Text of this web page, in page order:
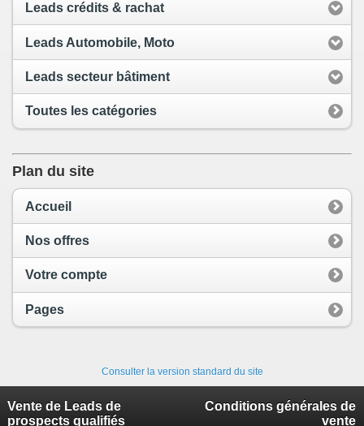
Leads crédits & rachat
Leads Automobile, Moto
Leads secteur bâtiment
Toutes les catégories
Plan du site
Accueil
Nos offres
Votre compte
Pages
Consulter la version standard du site
Vente de Leads de
prospects qualifiés
Conditions générales de
vente